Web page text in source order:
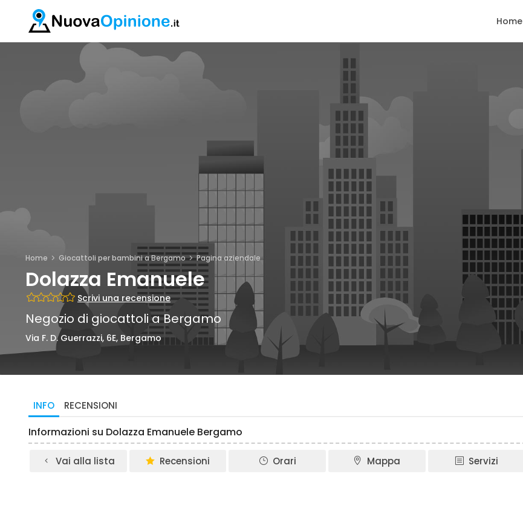
Home
Home Giocattoli per bambini a Bergamo Pagina aziendale
Dolazza Emanuele
Scrivi una recensione
Negozio di giocattoli a Bergamo
Via F. D. Guerrazzi, 6E, Bergamo
INFO RECENSIONI
Informazioni su Dolazza Emanuele Bergamo
Vai alla lista Recensioni Orari Mappa Servizi